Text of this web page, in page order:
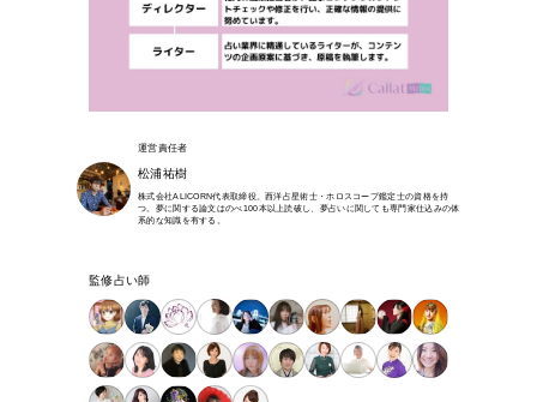
運営責任者
松浦祐樹
株式会社ALICORN代表取締役。西洋占星術士・ホロスコープ鑑定士の資格を持
つ。夢に関する論文はのべ100本以上読破し、夢占いに関しても専門家仕込みの体
系的な知識を有する。
監修占い師